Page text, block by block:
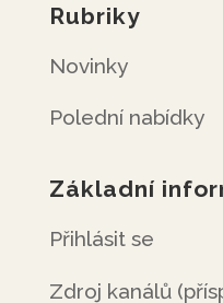
Rubriky
Novinky
Polední nabídky
Základní
Přihlásit se
Zdroj kanálů